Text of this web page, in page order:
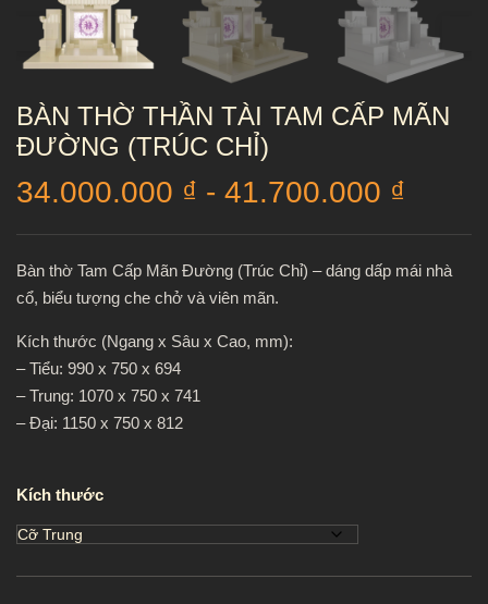
BÀN THỜ THẦN TÀI TAM CẤP MÃN
ĐƯỜNG (TRÚC CHỈ)
34.000.000 ₫ - 41.700.000 ₫
Bàn thờ Tam Cấp Mãn Đường (Trúc Chỉ) – dáng dấp mái nhà
cổ, biểu tượng che chở và viên mãn.
Kích thước (Ngang x Sâu x Cao, mm):
– Tiểu: 990 x 750 x 694
– Trung: 1070 x 750 x 741
– Đại: 1150 x 750 x 812
Kích thước